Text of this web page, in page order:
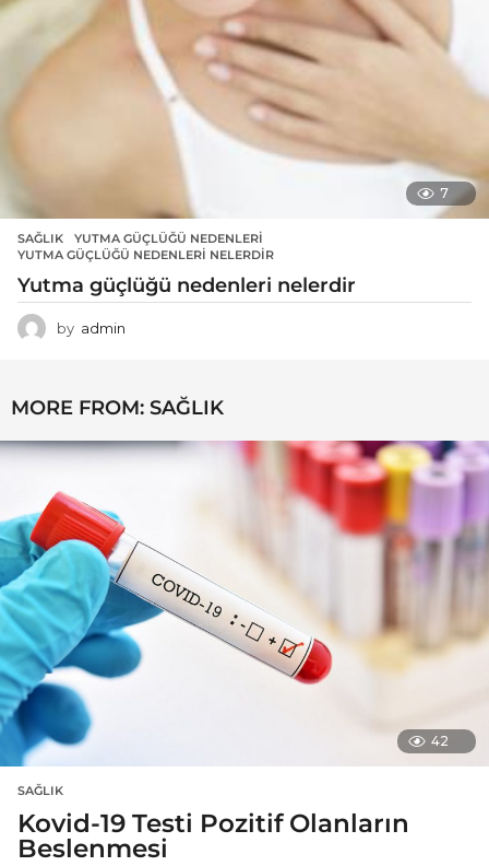
7
SAĞLIK YUTMA GÜÇLÜĞÜ NEDENLERI
YUTMA GÜÇLÜĞÜ NEDENLERI NELERDIR
Yutma güçlüğü nedenleri nelerdir
by admin
MORE FROM: SAĞLIK
42
SAĞLIK
Kovid-19 Testi Pozitif Olanların
Beslenmesi